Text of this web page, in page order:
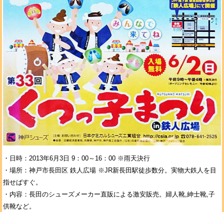
・日時：2013年6月3日 9：00～16：00 ※雨天決行
・場所：神戸市長田区 鉄人広場 ※JR新長田駅徒歩数分。実物大鉄人を目
指せばすぐ。
・内容：長田のシューズメーカー直販による激安販売。婦人靴,紳士靴,子
供靴など。